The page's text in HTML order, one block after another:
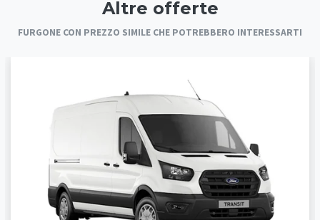
Altre offerte
FURGONE CON PREZZO SIMILE CHE POTREBBERO INTERESSARTI